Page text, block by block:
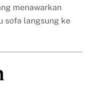
menawarkan
sofa langsung ke